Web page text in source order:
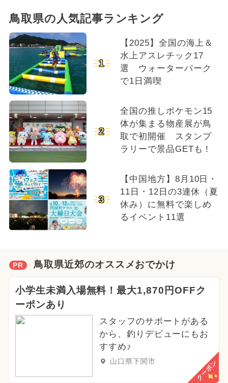
鳥取県の人気記事ランキング
1
【2025】全国の海上＆
水上アスレチック17
選 ウォーターパーク
で1日満喫
2
全国の推しポケモン15
体が集まる物産展が鳥
取で初開催 スタンプ
ラリーで景品GETも！
3
【中国地方】8月10日・
11日・12日の3連休（夏
休み）に無料で楽しめ
るイベント11選
PR 鳥取県近郊のオススメおでかけ
小学生未満入場無料！最大1,870円OFFク
ーポンあり
スタッフのサポートがある
から、釣りデビューにもお
すすめ♪
山口県下関市 クーポン